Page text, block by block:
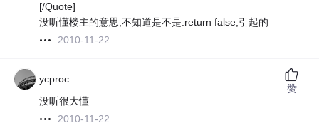
[/Quote]
没听懂楼主的意思,不知道是不是:return false;引起的
2010-11-22
ycproc
没听很大懂
2010-11-22
赞